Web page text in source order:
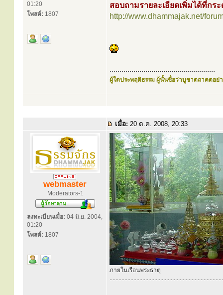
01:20
โพสต์: 1807
สอบถามรายละเอียดเพิ่มได้ที่กร
http://www.dhammajak.net/
.....................................................
ผู้ใดประพฤติธรรม ผู้นั้นชื่อว่าบูชาตถาคตอย่า
เมื่อ: 20 ต.ค. 2008, 20:33
webmaster
Moderators-1
ลงทะเบียนเมื่อ: 04 มิ.ย. 2004,
01:20
โพสต์: 1807
ภายในเรือนพระธาตุ
............................................................................